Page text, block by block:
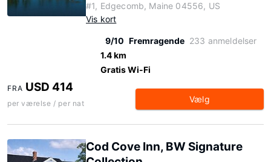
#1, Edgecomb, Maine 04556, US
Vis kort
9/10 Fremragende 233 anmeldelser
1.4 km
Gratis Wi-Fi
FRA USD 414
per værelse / per nat Vælg
Cod Cove Inn, BW Signature